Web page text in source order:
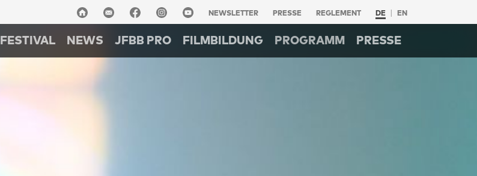
NEWSLETTER PRESSE REGLEMENT DE EN
FESTIVAL NEWS JFBB PRO FILMBILDUNG PROGRAMM PRESSE